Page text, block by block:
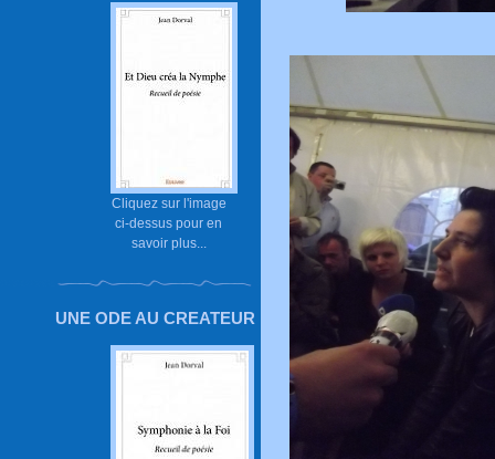
Cliquez sur l'image
ci-dessus pour en
savoir plus...
UNE ODE AU CREATEUR